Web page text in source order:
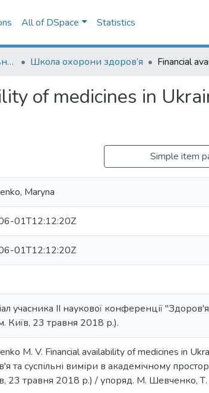
All of DSpace Statistics
006. Факультет соціальних наук і соціальних технологій Школа охорони здоров’я
of medicines in
Simple item
Maryna
01T12:12:20Z
01T12:12:20Z
учасника ІІ наукової конференції
Київ, 23 травня 2018 р.).
M. V. Financial availability of medicines in
та суспільні виміри в академічному
23 травня 2018 р.) / упоряд. М. Шевченко,